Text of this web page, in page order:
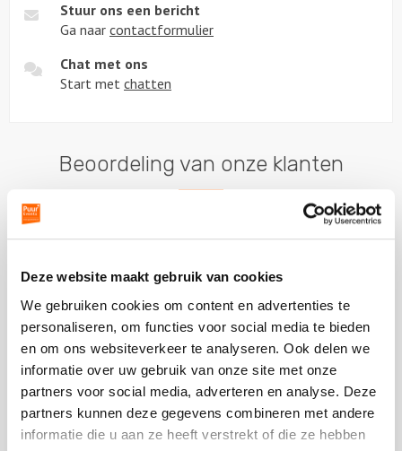
Deze website maakt gebruik van cookies
We gebruiken cookies om content en advertenties te
personaliseren, om functies voor social media te bieden
en om ons websiteverkeer te analyseren. Ook delen we
informatie over uw gebruik van onze site met onze
partners voor social media, adverteren en analyse. Deze
partners kunnen deze gegevens combineren met andere
informatie die u aan ze heeft verstrekt of die ze hebben
Stuur ons een bericht
Ga naar contactformulier
Chat met ons
Start met chatten
Beoordeling van onze klanten
Plaats een review
Bekijk alle reviews
Vergelijkbare uitjes